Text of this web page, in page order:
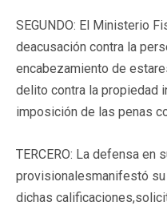
SEGUNDO: El Ministerio
deacusación contra la
encabezamiento de
delito contra la propiedad
imposición de las penas
TERCERO: La defensa en
provisionalesmanifestó
dichas